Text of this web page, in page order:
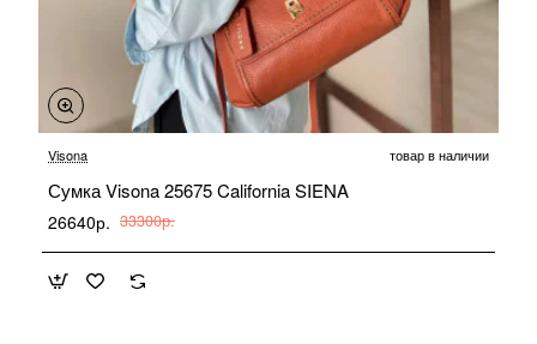
-20%
Visona товар в наличии
Сумка Visona 25675 California SIENA
26640р. 33300р.